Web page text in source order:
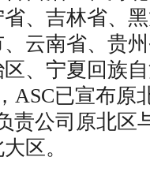
、吉林省、
云南省、贵
、宁夏回族
ASC已宣布原
责公司原北区
区。